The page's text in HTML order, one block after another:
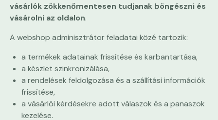
vásárlók zökkenőmentesen tudjanak böngészni és
vásárolni az oldalon.
A webshop adminisztrátor feladatai közé tartozik:
a termékek adatainak frissítése és karbantartása,
a készlet szinkronizálása,
a rendelések feldolgozása és a szállítási információk
frissítése,
a vásárlói kérdésekre adott válaszok és a panaszok
kezelése.